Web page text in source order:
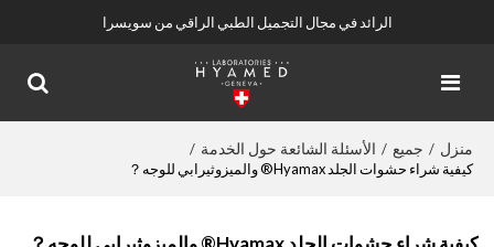
الرائد في مجال التجميل الطبي الراقي من سويسرا
منزل / جميع / الأسئلة الشائعة حول الخدمة /
كيفية شراء حشوات الجلد Hyamax® والميزوثيرابي للوجه？